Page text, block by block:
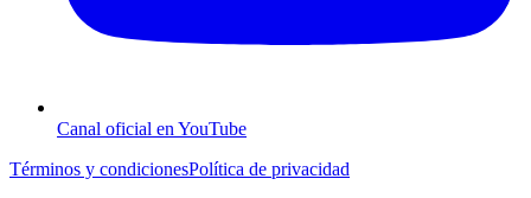
Canal oficial en YouTube
Términos y condicionesPolítica de privacidad